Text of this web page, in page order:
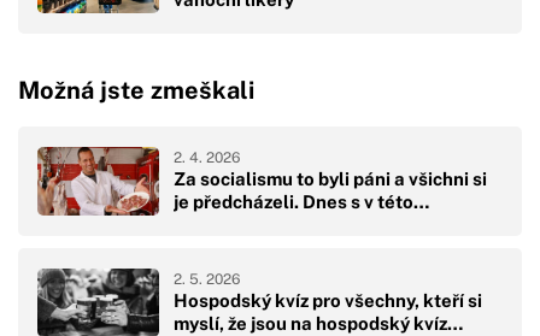
Možná jste zmeškali
Za socialismu to byli páni a všichni si
je předcházeli. Dnes s v této…
2. 4. 2026
Hospodský kvíz pro všechny, kteří si
myslí, že jsou na hospodský kvíz…
2. 5. 2026